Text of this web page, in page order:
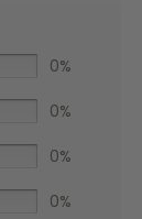
0%
0%
0%
0%